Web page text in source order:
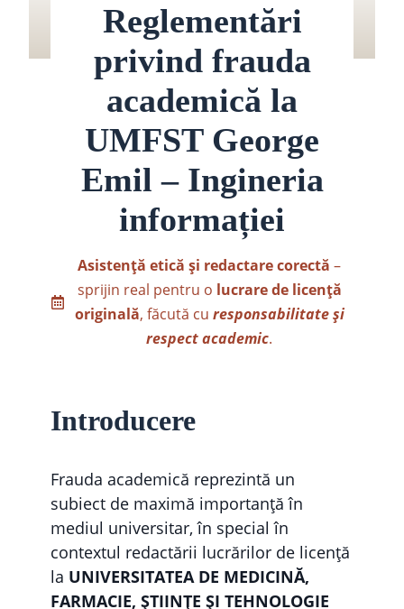
Reglementări
privind frauda
academică la
UMFST George
Emil – Ingineria
informației
Asistență etică și redactare corectă –
sprijin real pentru o lucrare de licență
originală, făcută cu responsabilitate și
respect academic.
Introducere
Frauda academică reprezintă un
subiect de maximă importanță în
mediul universitar, în special în
contextul redactării lucrărilor de licență
la UNIVERSITATEA DE MEDICINĂ,
FARMACIE, ȘTIINȚE ȘI TEHNOLOGIE